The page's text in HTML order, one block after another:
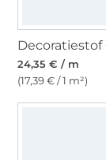
24,35 € / m
(17,39 € / 1 m²)